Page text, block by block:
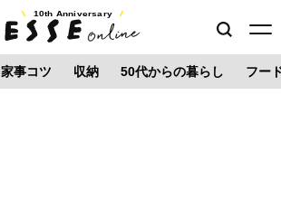
10th Anniversary
家事コツ 収納 50代からの暮らし フー